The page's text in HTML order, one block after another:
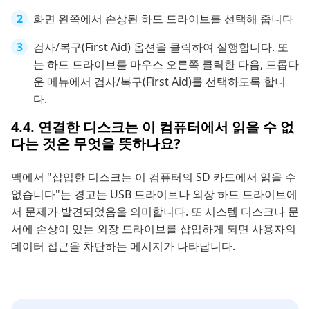
화면 왼쪽에서 손상된 하드 드라이브를 선택해 줍니다
검사/복구(First Aid) 옵션을 클릭하여 실행합니다. 또
는 하드 드라이브를 마우스 오른쪽 클릭한 다음, 드롭다
운 메뉴에서 검사/복구(First Aid)를 선택하도록 합니
다.
4.4. 연결한 디스크는 이 컴퓨터에서 읽을 수 없
다는 것은 무엇을 뜻하나요?
맥에서 "삽입한 디스크는 이 컴퓨터의 SD 카드에서 읽을 수
없습니다"는 경고는 USB 드라이브나 외장 하드 드라이브에
서 문제가 발견되었음을 의미합니다. 또 시스템 디스크나 문
서에 손상이 있는 외장 드라이브를 삽입하게 되면 사용자의
데이터 접근을 차단하는 메시지가 나타납니다.